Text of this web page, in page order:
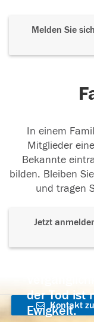
Melden Sie
In einem
Mitglieder
Bekannte
bilden. Bleiben
und tragen
Jetzt
der Tod ist
Ewigkeit.
Kontakt